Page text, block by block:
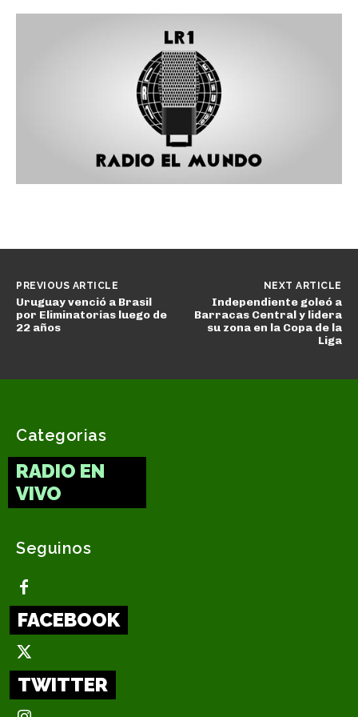
e
PREVIOUS ARTICLE
Uruguay venció a Brasil
por Eliminatorias luego de
22 años
NEXT ARTICLE
Independiente goleó a
Barracas Central y lidera
su zona en la Copa de la
Liga
Categorias
RADIO EN
VIVO
Seguinos
FACEBOOK
TWITTER